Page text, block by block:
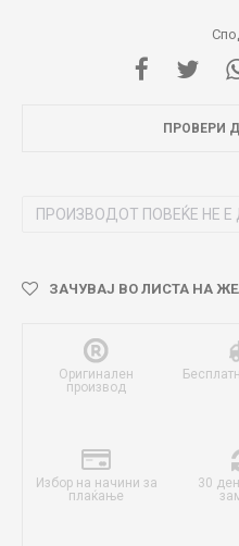
ПРОВЕРИ
ПРОИЗВОДОТ ПОВЕЌЕ НЕ Е
ЗАЧУВАЈ ВО ЛИСТА НА
Оригинален
производ
Избор на начини за
плаќање
30